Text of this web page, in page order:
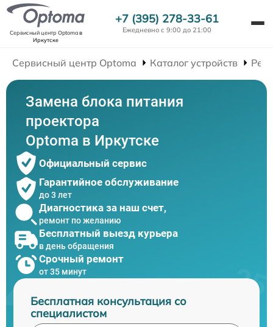
Сервисный центр Optomaв
Иркутске
+7 (395) 278-33-61
Ежедневно с 9:00 до 21:00
Сервисный центр Optoma Каталог устройств
Замена блока питания
проектора
Optoma в Иркутске
Официальный сервис
Гарантийное обслуживание
до 3 лет
Диагностика за наш счет,
ремонт по желанию
Бесплатный выезд курьера
в день обращения
Срочный ремонт
от 35 минут
Бесплатная консультация со
специалистом